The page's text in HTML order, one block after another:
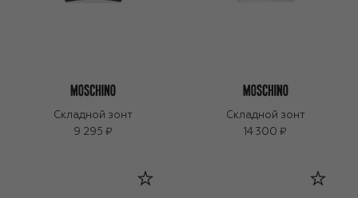
Складной зонт
9 295 ₽
Складной зонт
14 300 ₽